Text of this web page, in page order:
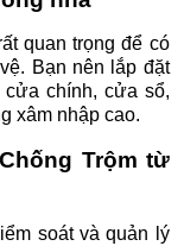
quan trọng để có
Bạn nên lắp đặt
chính, cửa sổ,
xâm nhập cao.
Trộm từ
soát và quản lý